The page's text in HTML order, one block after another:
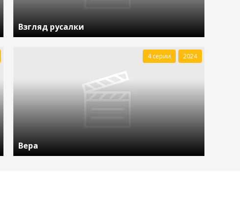
Взгляд русалки
Вера
4 серии 2024